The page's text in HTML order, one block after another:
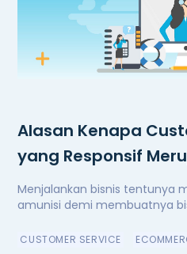
Alasan Kenapa
yang Responsif
Penting
Menjalankan bisnis tentunya
amunisi demi membuatnya
CUSTOMER SERVICE